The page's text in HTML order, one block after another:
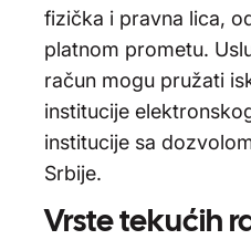
fizička i pravna lica,
platnom prometu.
račun mogu pružati
institucije
institucije sa
Srbije.
Vrste tekućih